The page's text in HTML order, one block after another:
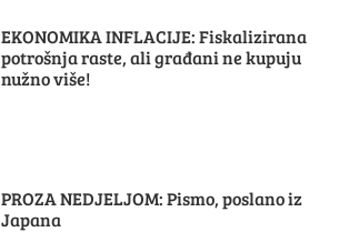
EKONOMIKA INFLACIJE: Fiskalizirana
potrošnja raste, ali građani ne kupuju
nužno više!
PROZA NEDJELJOM: Pismo, poslano iz
Japana